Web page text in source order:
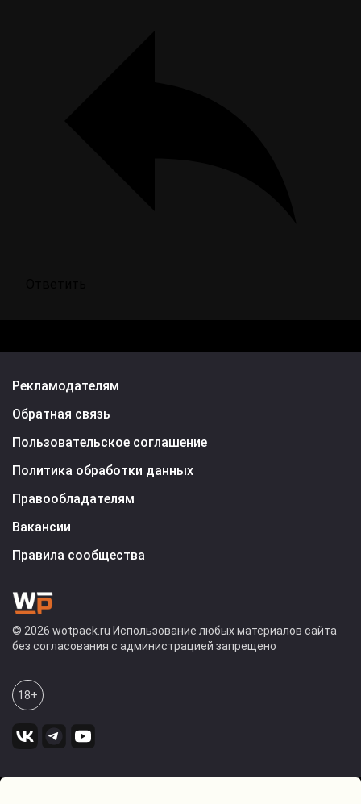
Рекламодателям
Обратная связь
Пользовательское соглашение
Политика обработки данных
Правообладателям
Вакансии
Правила сообщества
© 2026 wotpack.ru Использование любых материалов сайта
без согласования с администрацией запрещено
18+